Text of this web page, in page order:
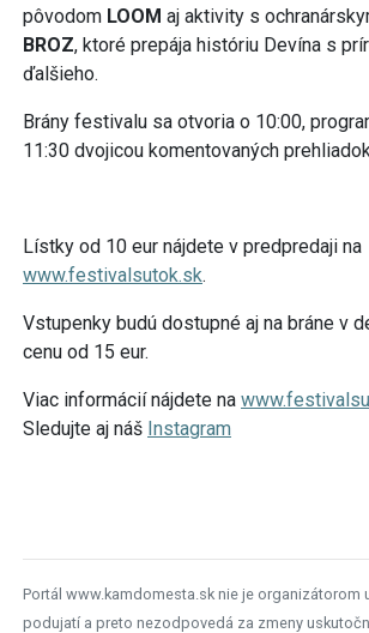
pôvodom LOOM aj aktivity s
BROZ, ktoré prepája históriu Devína s
ďalšieho.
Brány festivalu sa otvoria o 10:00,
11:30 dvojicou komentovaných
Lístky od 10 eur nájdete v predpredaji na
www.festivalsutok.sk.
Vstupenky budú dostupné aj na bráne v
cenu od 15 eur.
Viac informácií nájdete na
Sledujte aj náš Instagram
Portál www.kamdomesta.sk nie je organizátorom
podujatí a preto nezodpovedá za zmeny